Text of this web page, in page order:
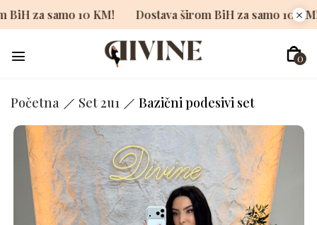
širom BiH za samo 10 KM! Dostava širom BiH za
0
Početna Set 2u1 Bazični podesivi set